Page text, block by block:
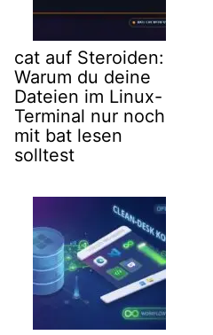
cat auf Steroiden:
Warum du deine
Dateien im Linux-
Terminal nur noch
mit bat lesen
solltest